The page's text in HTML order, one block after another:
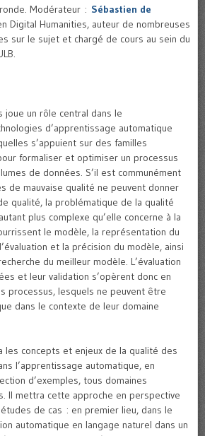
Modérateur : Sébastien de
Digital Humanities, auteur de nombreuses
sur le sujet et chargé de cours au sein du
joue un rôle central dans le
d’apprentissage automatique
s’appuient sur des familles
formaliser et optimiser un processus
de données. S’il est communément
de mauvaise qualité ne peuvent donner
qualité, la problématique de la qualité
plus complexe qu’elle concerne à la
le modèle, la représentation du
et la précision du modèle, ainsi
du meilleur modèle. L’évaluation
et leur validation s’opèrent donc en
processus, lesquels ne peuvent être
dans le contexte de leur domaine
les concepts et enjeux de la qualité des
l’apprentissage automatique, en
d’exemples, tous domaines
Il mettra cette approche en perspective
de cas : en premier lieu, dans le
automatique en langage naturel dans un